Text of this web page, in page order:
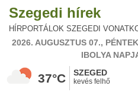
Szegedi hírek
HÍRPORTÁLOK SZEGEDI
2026. AUGUSZTUS 07.,
IBOLYA
37°C SZEGED
kevés felhő